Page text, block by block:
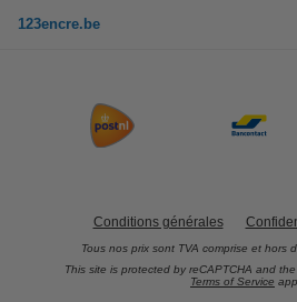
123encre.be
Conditions générales
Tous nos prix sont TVA comprise et hors
This site is protected by reCAPTCHA and
Terms of Service